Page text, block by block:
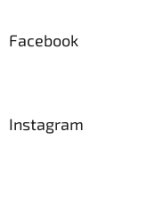
Facebook
Instagram